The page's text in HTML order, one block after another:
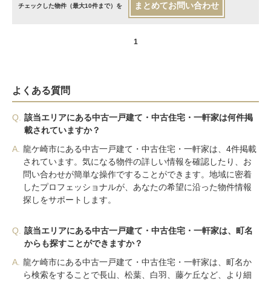
チェックした物件（最大10件まで）を まとめてお問い合わせ
1
よくある質問
Q.
該当エリアにある中古一戸建て・中古住宅・一軒家は何件掲
載されていますか？
A. 龍ケ崎市にある中古一戸建て・中古住宅・一軒家は、4件掲載
されています。気になる物件の詳しい情報を確認したり、お
問い合わせが簡単な操作ですることができます。地域に密着
したプロフェッショナルが、あなたの希望に沿った物件情報
探しをサポートします。
Q.
該当エリアにある中古一戸建て・中古住宅・一軒家は、町名
からも探すことができますか？
A. 龍ケ崎市にある中古一戸建て・中古住宅・一軒家は、町名か
ら検索をすることで長山、松葉、白羽、藤ケ丘など、より細